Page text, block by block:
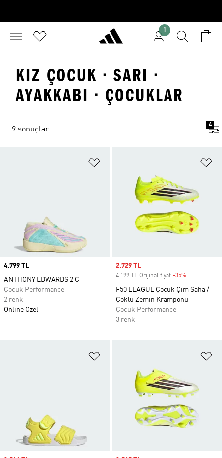
1
KIZ ÇOCUK · SARI ·
AYAKKABI · ÇOCUKLAR
9 sonuçlar
4
Price
4.799 TL
ANTHONY EDWARDS 2 C
Çocuk Performance
2 renk
Online Özel
Sale price
2.729 TL
4.199 TL Orijinal fiyat -35%
F50 LEAGUE Çocuk Çim Saha /
Çoklu Zemin Kramponu
Çocuk Performance
3 renk